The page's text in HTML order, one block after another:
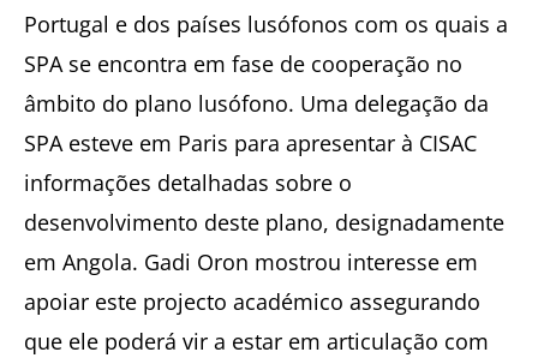
Portugal e dos países lusófonos com os quais a
SPA se encontra em fase de cooperação no
âmbito do plano lusófono. Uma delegação da
SPA esteve em Paris para apresentar à CISAC
informações detalhadas sobre o
desenvolvimento deste plano, designadamente
em Angola. Gadi Oron mostrou interesse em
apoiar este projecto académico assegurando
que ele poderá vir a estar em articulação com